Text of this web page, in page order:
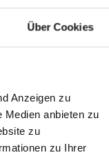
Über Cookies
Anzeigen zu
Medien anbieten zu
zu
zu Ihrer
Scanner-
GS1 DataBar